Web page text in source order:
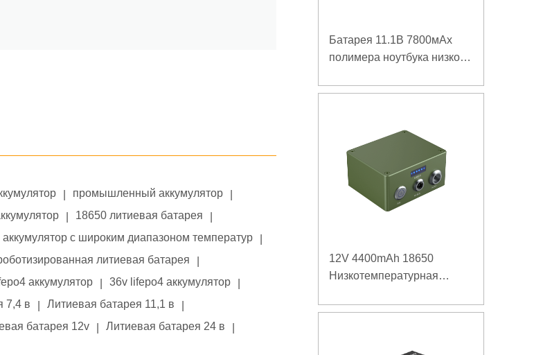
промышленный аккумулятор
18650 литиевая батарея
аккумулятор с широким диапазоном температур
литиевая батарея
аккумулятор 36v lifepo4 аккумулятор
7,4 в Литиевая батарея 11,1 в
батарея 12v Литиевая батарея 24 в
Батарея 11.1В 7800мАх
полимера ноутбука низкой
плотности энергии
12V 4400mAh 18650
Низкотемпературная
усиленного источника